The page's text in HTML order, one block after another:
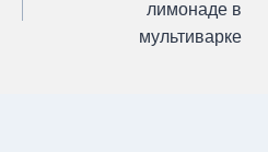
лимонаде в
мультиварке